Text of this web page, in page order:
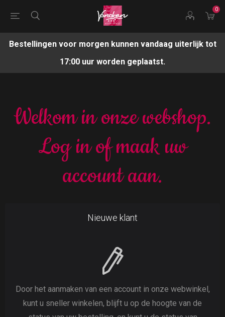
0
Bestellingen voor morgen kunnen vandaag uiterlijk tot
17:00 uur worden geplaatst.
Welkom in onze webshop.
Log in of maak uw
account aan.
Nieuwe klant
Door het aanmaken van een account in onze webwinkel,
kunt u sneller winkelen, blijft u op de hoogte van de